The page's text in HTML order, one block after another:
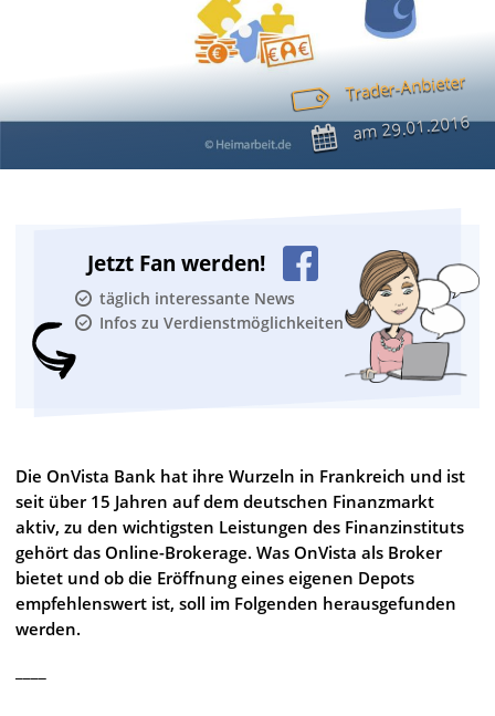
Trader-Anbieter
am29.01.2016
Jetzt Fan werden!
täglich interessante News
Infos zu Verdienstmöglichkeiten
Die OnVista Bank hat ihre Wurzeln in Frankreich und ist
seit über 15 Jahren auf dem deutschen Finanzmarkt
aktiv, zu den wichtigsten Leistungen des Finanzinstituts
gehört das Online-Brokerage. Was OnVista als Broker
bietet und ob die Eröffnung eines eigenen Depots
empfehlenswert ist, soll im Folgenden herausgefunden
werden.